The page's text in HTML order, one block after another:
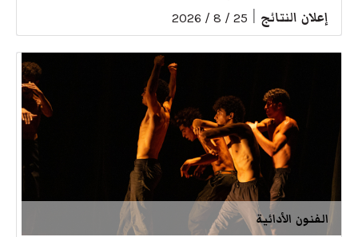
إعلان النتائج 25 / 8 / 2026
الفنون الأدائية